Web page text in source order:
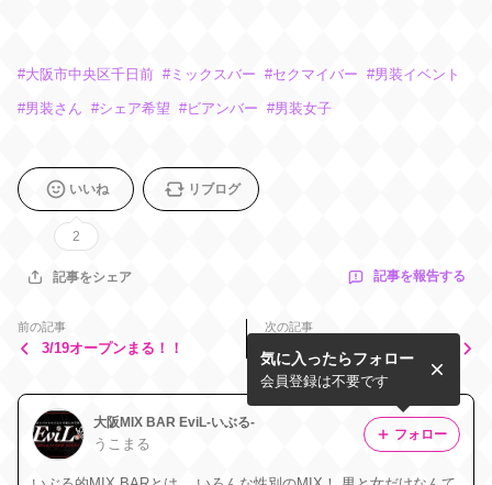
#大阪市中央区千日前 #ミックスバー #セクマイバー #男装イベント
#男装さん #シェア希望 #ビアンバー #男装女子
いいね
2
リブログ
記事をシェア 記事を報告する
前の記事
3/19オープンまる！！
次の記事
3/15オープンまる！
大阪MIX BAR EviL-いぶる-
うこまる
気に入ったらフォロー
会員登録は不要です
フォロー